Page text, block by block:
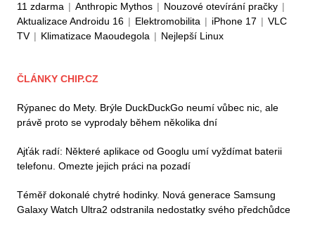
11 zdarma | Anthropic Mythos | Nouzové otevírání pračky |
Aktualizace Androidu 16 | Elektromobilita | iPhone 17 | VLC
TV | Klimatizace Maoudegola | Nejlepší Linux
ČLÁNKY CHIP.CZ
Rýpanec do Mety. Brýle DuckDuckGo neumí vůbec nic, ale
právě proto se vyprodaly během několika dní
Ajťák radí: Některé aplikace od Googlu umí vyždímat baterii
telefonu. Omezte jejich práci na pozadí
Téměř dokonalé chytré hodinky. Nová generace Samsung
Galaxy Watch Ultra2 odstranila nedostatky svého předchůdce